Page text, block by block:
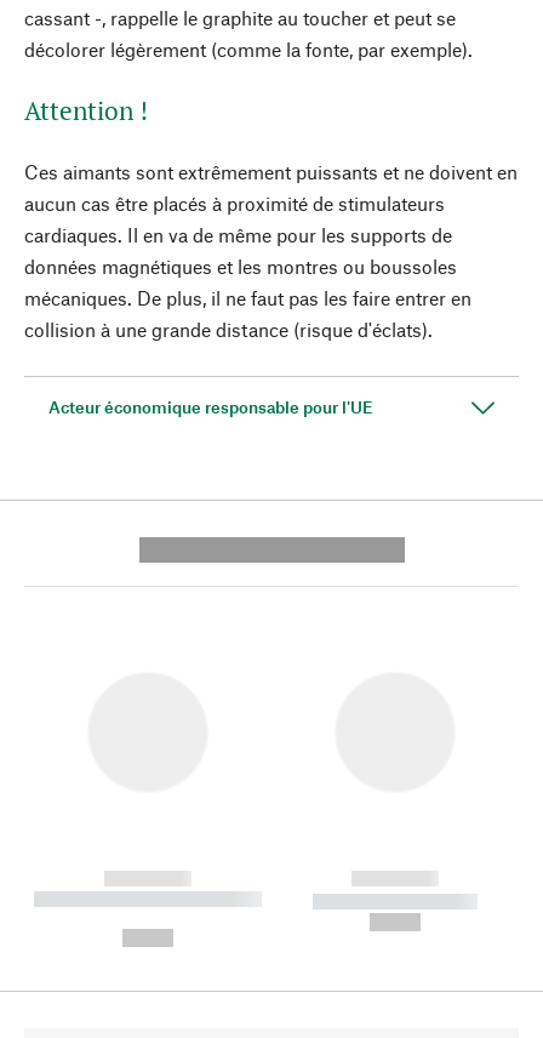
cassant -, rappelle le graphite au toucher et peut se
décolorer légèrement (comme la fonte, par exemple).
Attention !
Ces aimants sont extrêmement puissants et ne doivent en
aucun cas être placés à proximité de stimulateurs
cardiaques. Il en va de même pour les supports de
données magnétiques et les montres ou boussoles
mécaniques. De plus, il ne faut pas les faire entrer en
collision à une grande distance (risque d'éclats).
Acteur économique responsable pour l'UE
------------
----------- ----------- --------
------------
----------- -----------